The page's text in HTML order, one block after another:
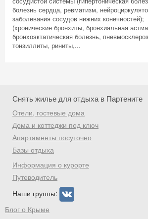
болезнь сердца, ревматизм,
заболевания сосудов нижних
(хронические бронхиты, бронхиальная
бронхоэктатическая болезнь,
тонзиллиты, риниты,...
Снять жилье для отдыха в Партените
Отели, гостевые дома
Дома и коттеджи под ключ
Апартаменты посуточно
Базы отдыха
Информация о курорте
Путеводитель
Наши группы:
Блог о Крыме
Хочешь дешевле? Оставь почту
промокод на первое